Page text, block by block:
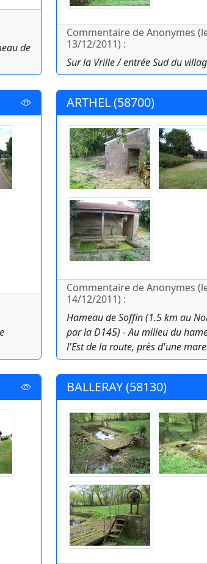
de
Commentaire de Anonymes
13/12/2011) :
Sur la Vrille / entrée Sud du
ARTHEL (58700)
Commentaire de Anonymes
14/12/2011) :
Hameau de Soffin (1.5 km au
par la D145) - Au milieu du
l'Est de la route, près d'une
BALLERAY (58130)